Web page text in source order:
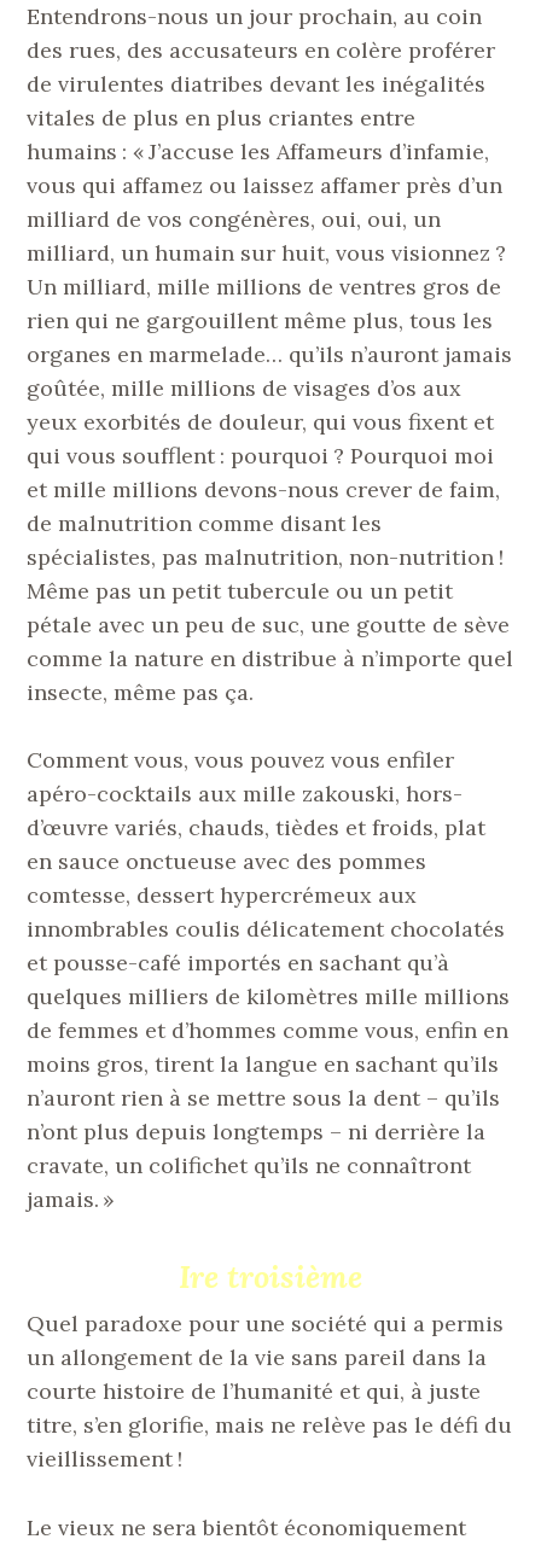
Entendrons-nous un jour prochain, au coin
des rues, des accusateurs en colère proférer
de virulentes diatribes devant les inégalités
vitales de plus en plus criantes entre
humains : « J’accuse les Affameurs d’infamie,
vous qui affamez ou laissez affamer près d’un
milliard de vos congénères, oui, oui, un
milliard, un humain sur huit, vous visionnez ?
Un milliard, mille millions de ventres gros de
rien qui ne gargouillent même plus, tous les
organes en marmelade… qu’ils n’auront jamais
goûtée, mille millions de visages d’os aux
yeux exorbités de douleur, qui vous fixent et
qui vous soufflent : pourquoi ? Pourquoi moi
et mille millions devons-nous crever de faim,
de malnutrition comme disant les
spécialistes, pas malnutrition, non-nutrition !
Même pas un petit tubercule ou un petit
pétale avec un peu de suc, une goutte de sève
comme la nature en distribue à n’importe quel
insecte, même pas ça.
Comment vous, vous pouvez vous enfiler
apéro-cocktails aux mille zakouski, hors-
d’œuvre variés, chauds, tièdes et froids, plat
en sauce onctueuse avec des pommes
comtesse, dessert hypercrémeux aux
innombrables coulis délicatement chocolatés
et pousse-café importés en sachant qu’à
quelques milliers de kilomètres mille millions
de femmes et d’hommes comme vous, enfin en
moins gros, tirent la langue en sachant qu’ils
n’auront rien à se mettre sous la dent – qu’ils
n’ont plus depuis longtemps – ni derrière la
cravate, un colifichet qu’ils ne connaîtront
jamais. »
Ire troisième
Quel paradoxe pour une société qui a permis
un allongement de la vie sans pareil dans la
courte histoire de l’humanité et qui, à juste
titre, s’en glorifie, mais ne relève pas le défi du
vieillissement !
Le vieux ne sera bientôt économiquement